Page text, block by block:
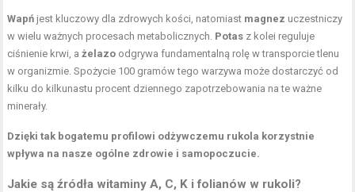
Wapń jest kluczowy dla zdrowych kości, natomiast magnez uczestniczy
w wielu ważnych procesach metabolicznych. Potas z kolei reguluje
ciśnienie krwi, ażelazo odgrywa fundamentalną rolę w transporcie tlenu
w organizmie. Spożycie 100 gramów tego warzywa może dostarczyć od
kilku do kilkunastu procent dziennego zapotrzebowania na te ważne
minerały.
Dzięki tak bogatemu profilowi odżywczemu rukola korzystnie
wpływa na nasze ogólne zdrowie i samopoczucie.
Jakie są źródła witaminy A, C, K i folianów w rukoli?